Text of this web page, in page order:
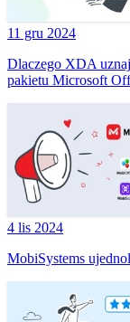
11 gru 2024
Dlaczego XDA
pakietu Microsoft
4 lis 2024
MobiSystems